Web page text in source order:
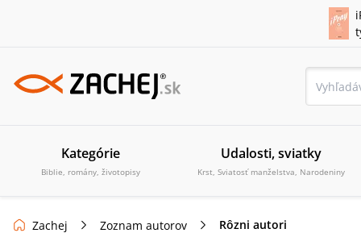
Kategórie
Biblie, romány, životopisy
Udalosti, sviatky
Krst, Sviatosť manželstva, Narodeniny
Zachej Zoznam autorov Rôzni autori